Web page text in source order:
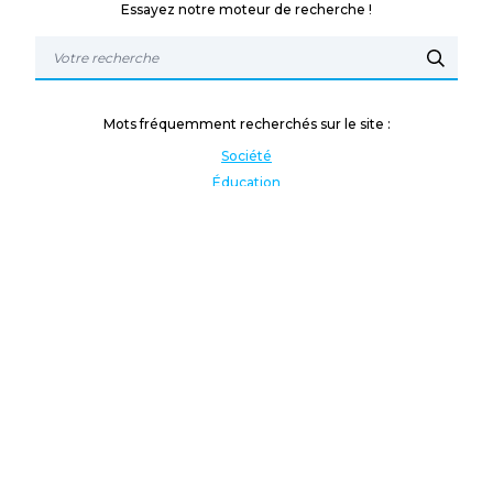
Essayez notre moteur de recherche !
Mots fréquemment recherchés sur le site :
Société
Éducation